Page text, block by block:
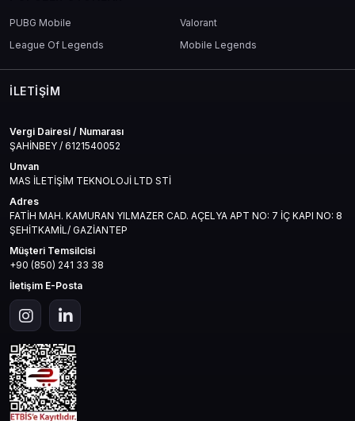
PUBG Mobile
Valorant
League Of Legends
Mobile Legends
İLETIŞIM
Vergi Dairesi / Numarası
ŞAHİNBEY / 6121540052
Unvan
MAS İLETİŞİM TEKNOLOJİ LTD STİ
Adres
FATİH MAH. KAMURAN YILMAZER CAD. AÇELYA APT NO: 7 İÇ KAPI NO: 8
ŞEHİTKAMİL/ GAZİANTEP
Müşteri Temsilcisi
+90 (850) 241 33 38
İletişim E-Posta